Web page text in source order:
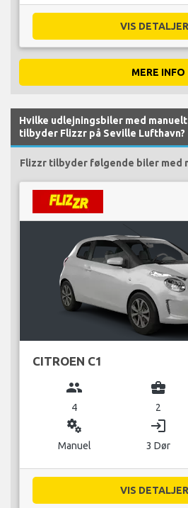
VIS
MERE INFO
Hvilke udlejningsbiler med
tilbyder Flizzr på Seville Lufthavn?
Flizzr tilbyder følgende biler med
CITROEN C1
group
4
business_center
2
miscellaneous_services
Manuel
login
3 Dør
VIS